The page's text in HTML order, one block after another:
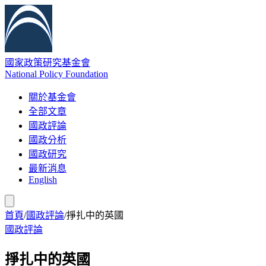
國家政策研究基金會
National Policy Foundation
關於基金會
全部文章
國政評論
國政分析
國政研究
最新消息
English
首頁/國政評論/掙扎中的英國
國政評論
掙扎中的英國